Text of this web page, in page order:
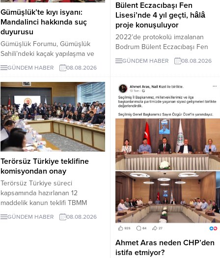
Gümüşlük’te kıyı isyanı:
Mandalinci hakkında suç
duyurusu
Gümüşlük Forumu, Gümüşlük
Sahili’ndeki kaçak yapılaşma ve
Çayıraltı Halk Plajı’ndaki işgal
iddiaları nedeniyle Bodrum
Belediye Başkanı Tamer
Mandalinci hakkında suç
duyurusunda bulundu.
GÜNDEM HABER 08.08.2026
Bülent Eczacıbaşı Fen
Lisesi’nde 4 yıl geçti, hâlâ
proje konuşuluyor
2022’de protokolü imzalanan
Bodrum Bülent Eczacıbaşı Fen
Lisesi için dört yıl sonra hâlâ proje
süreci görüşülüyor. Okulun ne
kabul edeceği belirsiz.
GÜNDEM HABER 08.08.2026
Terörsüz Türkiye teklifine
komisyondan onay
Terörsüz Türkiye süreci
kapsamında hazırlanan 12
maddelik kanun teklifi TBMM
Adalet Komisyonunda kabul edildi.
Teklif 5 ve 10 yıllık erteleme
GÜNDEM HABER 08.08.2026
Ahmet Aras neden CHP’den
istifa etmiyor?